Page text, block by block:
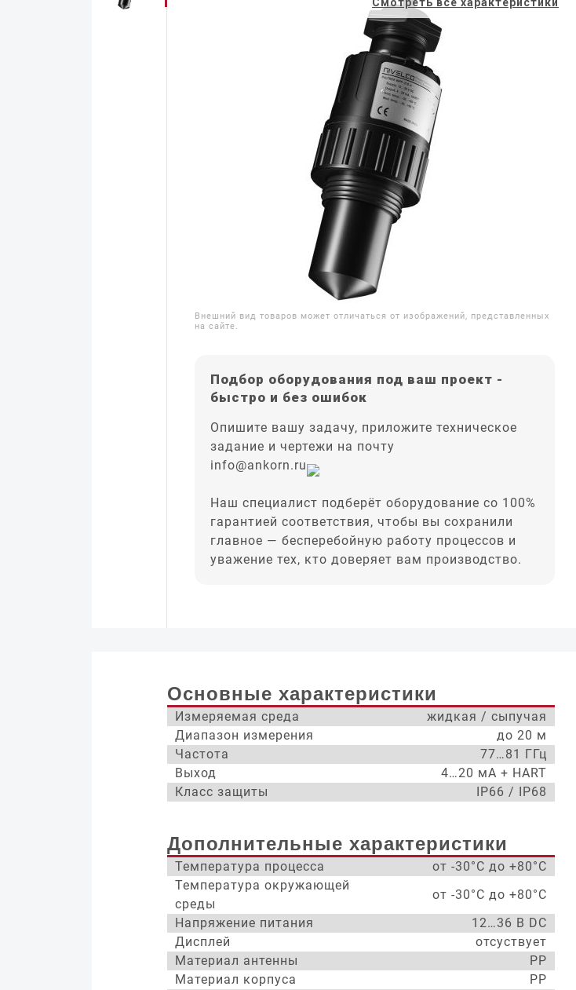
Внешний вид товаров может отличаться от изображений, представленных
на сайте.
Подбор оборудования под ваш проект -
быстро и без ошибок
Опишите вашу задачу, приложите техническое
задание и чертежи на почту
info@ankorn.ru
Наш специалист подберёт оборудование со 100%
гарантией соответствия, чтобы вы сохранили
главное — бесперебойную работу процессов и
уважение тех, кто доверяет вам производство.
Основные характеристики
Измеряемая среда
жидкая / сыпучая
Диапазон измерения
до 20 м
Частота
77…81 ГГц
Выход
4…20 мА + HART
Класс защиты
IP66 / IP68
Дополнительные характеристики
Температура процесса
от -30°С до +80°С
Температура окружающей
среды
от -30°С до +80°С
Напряжение питания
12…36 В DC
Дисплей
отсуствует
Материал антенны
PP
Материал корпуса
PP